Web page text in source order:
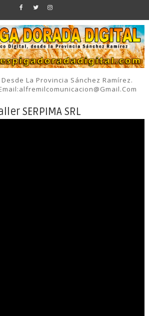
La Provincia Sánchez Ramírez.
SERPIMA SRL